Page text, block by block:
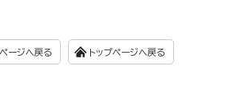
ージへ戻る トップページへ戻る